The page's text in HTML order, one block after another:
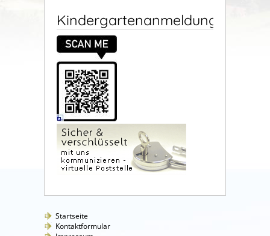
Kindergartenanmeldung
Startseite
Kontaktformular